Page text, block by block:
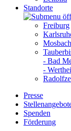
Standorte
Freiburg
- Bad
-
Presse
Spenden
Förderung